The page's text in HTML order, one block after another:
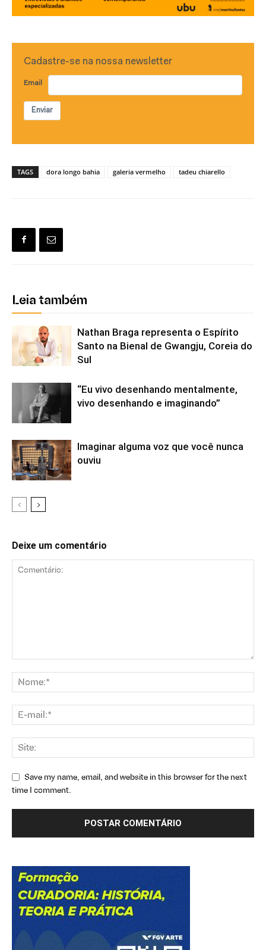
Cadastre-se na nossa newsletter
Email
Enviar
TAGS dora longo bahia galeria vermelho tadeu chiarello
Leia também
Nathan Braga representa o Espírito
Santo na Bienal de Gwangju, Coreia do
Sul
“Eu vivo desenhando mentalmente,
vivo desenhando e imaginando”
Imaginar alguma voz que você nunca
ouviu
Deixe um comentário
Save my name, email, and website in this browser for the next
time I comment.